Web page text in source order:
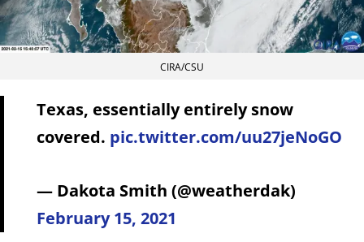
CIRA/CSU
Texas, essentially entirely snow
covered. pic.twitter.com/uu27jeNoGO
— Dakota Smith (@weatherdak)
February 15, 2021